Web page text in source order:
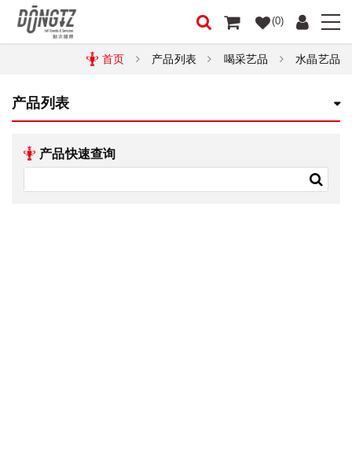
(0)
首页 产品列表 喝采艺品 水晶艺品
产品列表
产品快速查询